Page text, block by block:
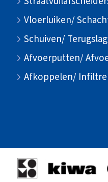
Vloerluiken/
Schuiven/
Afvoerputten/
Afkoppelen/